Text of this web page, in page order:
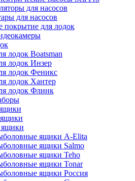
для насосов
для насосов
покрытие для лодок
лодок Boatsman
лодок Инзер
лодок Феникс
лодок Хантер
лодок Флинк
ящики A-Elita
ящики Salmo
ящики Teho
ящики Tonar
ящики Россия